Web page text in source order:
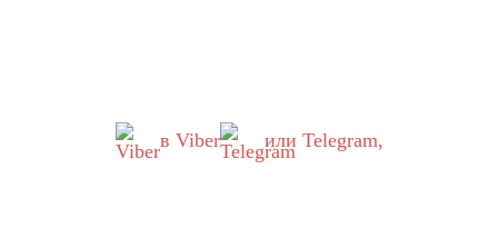
в Viber или Telegram,